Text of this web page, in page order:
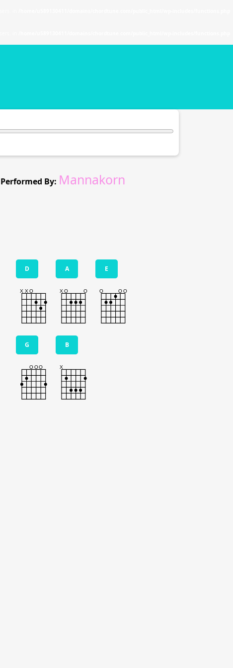
Performed By: Mannakorn
D A E
G B